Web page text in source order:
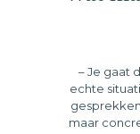
– Je gaat
echte
maar